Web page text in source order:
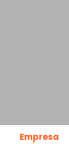
Empresa